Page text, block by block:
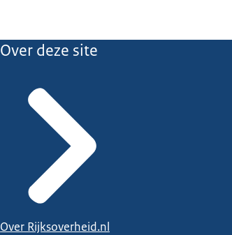
Over deze site
Over Rijksoverheid.nl